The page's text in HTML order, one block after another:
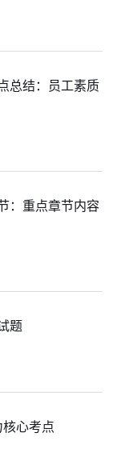
总结：员工素质
：重点章节内容
题
心考点